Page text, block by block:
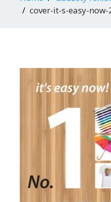
cover-it-s-easy-now-